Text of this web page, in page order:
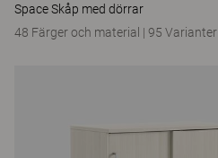
Space Skåp med dörrar
48 Färger och material | 95 Varianter